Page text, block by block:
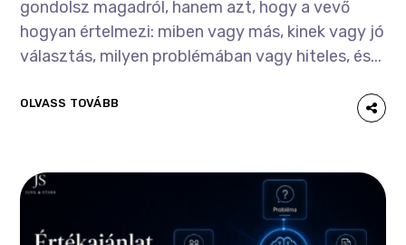
gondolsz magadról, hanem azt, hogy a vevő
hogyan értelmezi: miben vagy más, kinek vagy jó
választás, milyen problémában vagy hiteles, és...
OLVASS TOVÁBB